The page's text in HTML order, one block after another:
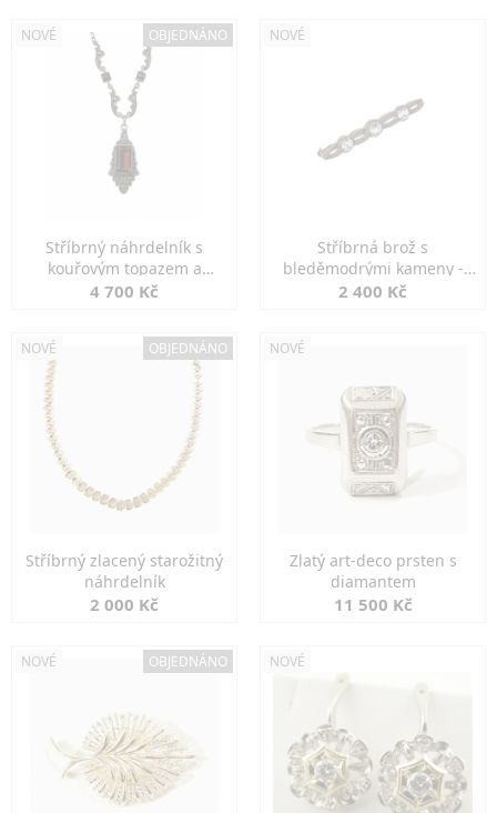
NOVÉ OBJEDNÁNO
Stříbrný náhrdelník s
kouřovým topazem a
markazity
4 700 Kč
NOVÉ
Stříbrná brož s
bleděmodrými kameny -
jemná elegance
2 400 Kč
NOVÉ OBJEDNÁNO
Stříbrný zlacený starožitný
náhrdelník
2 000 Kč
NOVÉ
Zlatý art-deco prsten s
diamantem
11 500 Kč
NOVÉ OBJEDNÁNO NOVÉ